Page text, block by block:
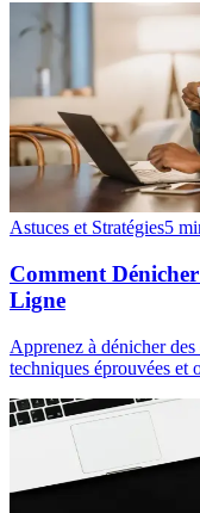
Astuces et Stratégies5
Comment
Ligne
Apprenez à dénicher
techniques éprouvées et